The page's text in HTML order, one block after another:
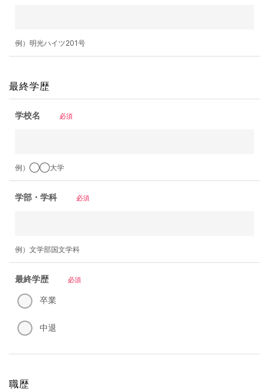
例）明光ハイツ201号
最終学歴
学校名 必須
例）◯◯大学
学部・学科 必須
例）文学部国文学科
最終学歴 必須
卒業
中退
職歴